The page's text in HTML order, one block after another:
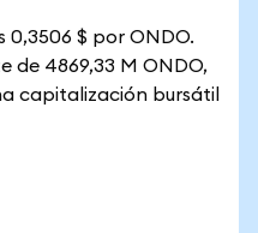
0,3506 $ por ONDO.
de 4869,33 M ONDO,
capitalización bursátil